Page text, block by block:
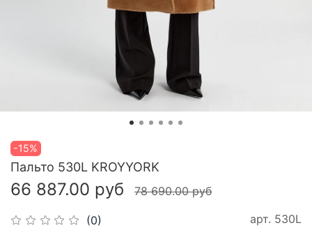
-15%
(0) арт. 530L
Пальто 530L KROYYORK
66 887.00 руб 78 690.00 руб